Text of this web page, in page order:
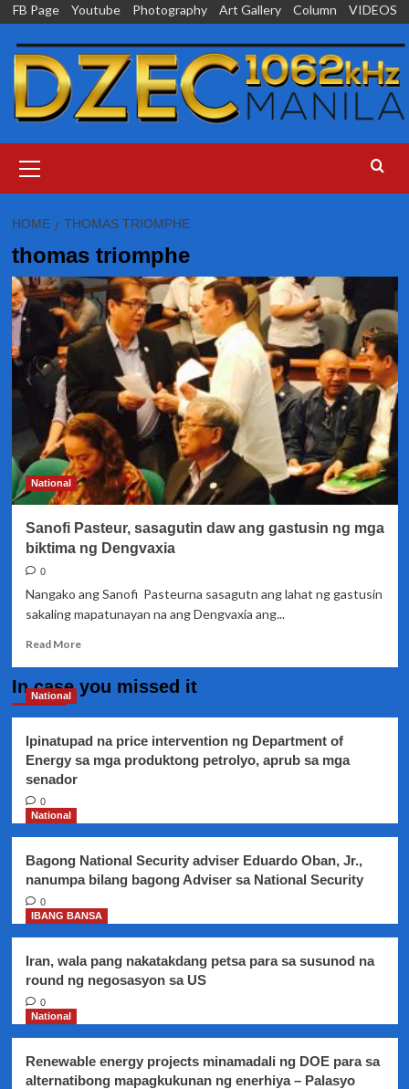
Skip
content
FB Page Youtube Photography Art Gallery Column VIDEOS
Menu
HOME THOMAS TRIOMPHE
thomas triomphe
National
Sanofi Pasteur, sasagutin daw ang gastusin ng mga
biktima ng Dengvaxia
0
Nangako ang Sanofi Pasteurna sasagutn ang lahat ng gastusin
sakaling mapatunayan na ang Dengvaxia ang...
Read MoreRead
Sanofi
daw
ang
Dengvaxia
In case you missed it
National
Ipinatupad na price intervention ng Department of
Energy sa mga produktong petrolyo, aprub sa mga
senador
0
National
Bagong National Security adviser Eduardo Oban, Jr.,
nanumpa bilang bagong Adviser sa National Security
0
IBANG BANSA
Iran, wala pang nakatakdang petsa para sa susunod na
round ng negosasyon sa US
0
National
Renewable energy projects minamadali ng DOE para sa
alternatibong mapagkukunan ng enerhiya – Palasyo